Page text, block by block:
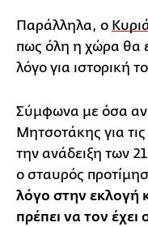
Παράλληλα, ο
πως όλη η χώρα θα
λόγο για ιστορική
Σύμφωνα με όσα
Μητσοτάκης για
την ανάδειξη των
ο σταυρός
λόγο στην εκλογή
πρέπει να τον έχει